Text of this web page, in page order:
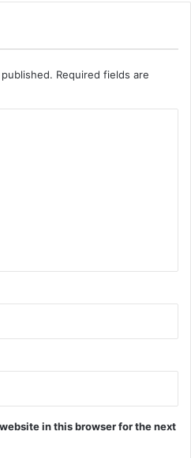
Required fields are
in this browser for the next